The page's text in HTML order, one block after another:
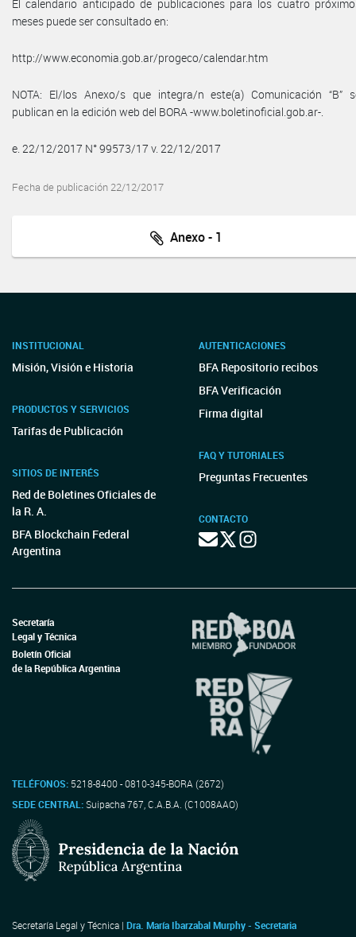
El calendario anticipado de publicaciones para los cuatro
meses puede ser consultado en:
http://www.economia.gob.ar/progeco/calendar.htm
NOTA: El/los Anexo/s que integra/n este(a) Comunicación “B”
publican en la edición web del BORA -www.boletinoficial.gob.ar-.
e. 22/12/2017 N° 99573/17 v. 22/12/2017
Fecha de publicación 22/12/2017
Anexo - 1
INSTITUCIONAL
Misión, Visión e Historia
PRODUCTOS Y SERVICIOS
Tarifas de Publicación
SITIOS DE INTERÉS
Red de Boletines Oficiales de
la R. A.
BFA Blockchain Federal
Argentina
AUTENTICACIONES
BFA Repositorio recibos
BFA Verificación
Firma digital
FAQ Y TUTORIALES
Preguntas Frecuentes
CONTACTO
Secretaría
Legal y Técnica
Boletín Oficial
de la República Argentina
TELÉFONOS: 5218-8400 - 0810-345-BORA (2672)
SEDE CENTRAL:Suipacha 767, C.A.B.A. (C1008AAO)
Secretaría Legal y Técnica | Dra. María Ibarzabal Murphy - Secretaria